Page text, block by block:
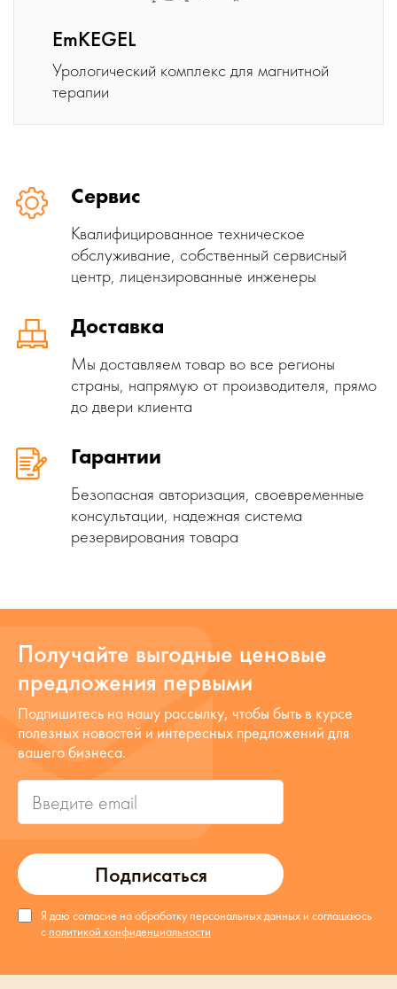
EmKEGEL
Урологический комплекс для магнитной
терапии
Сервис
Квалифицированное техническое
обслуживание, собственный сервисный
центр, лицензированные инженеры
Доставка
Мы доставляем товар во все регионы
страны, напрямую от производителя, прямо
до двери клиента
Гарантии
Безопасная авторизация, своевременные
консультации, надежная система
резервирования товара
Получайте выгодные ценовые
предложения первыми
Подписаться
Подпишитесь на нашу рассылку, чтобы быть в курсе
полезных новостей и интересных предложений для
вашего бизнеса.
Я даю согласие на обработку персональных данных и соглашаюсь
с политикой конфиденциальности